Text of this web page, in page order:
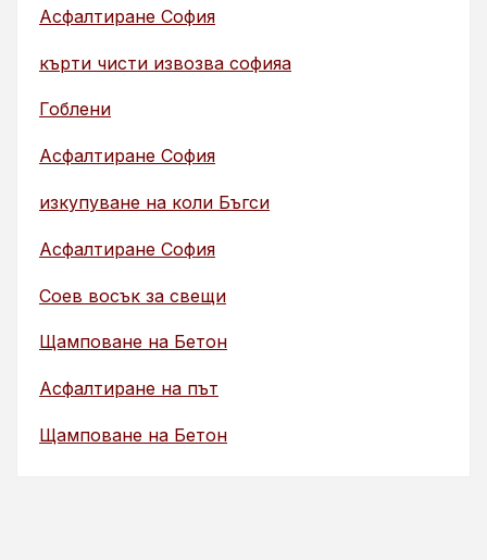
Асфалтиране София
кърти чисти извозва софияа
Гоблени
Асфалтиране София
изкупуване на коли Бъгси
Асфалтиране София
Соев восък за свещи
Щамповане на Бетон
Асфалтиране на път
Щамповане на Бетон